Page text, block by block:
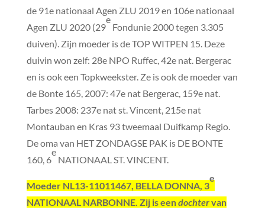
de 91e nationaal Agen ZLU 2019 en 106e nationaal
Agen ZLU 2020 (29
e
Fondunie 2000 tegen 3.305
duiven). Zijn moeder is de TOP WITPEN 15. Deze
duivin won zelf: 28e NPO Ruffec, 42e nat. Bergerac
en is ook een Topkweekster. Ze is ook de moeder van
de Bonte 165, 2007: 47e nat Bergerac, 159e nat.
Tarbes 2008: 237e nat st. Vincent, 215e nat
Montauban en Kras 93 tweemaal Duifkamp Regio.
De oma van HET ZONDAGSE PAK is DE BONTE
160, 6
e
NATIONAAL ST. VINCENT.
MoederNL13-11011467, BELLA DONNA, 3
e
NATIONAAL NARBONNE. Zij is eendochtervan